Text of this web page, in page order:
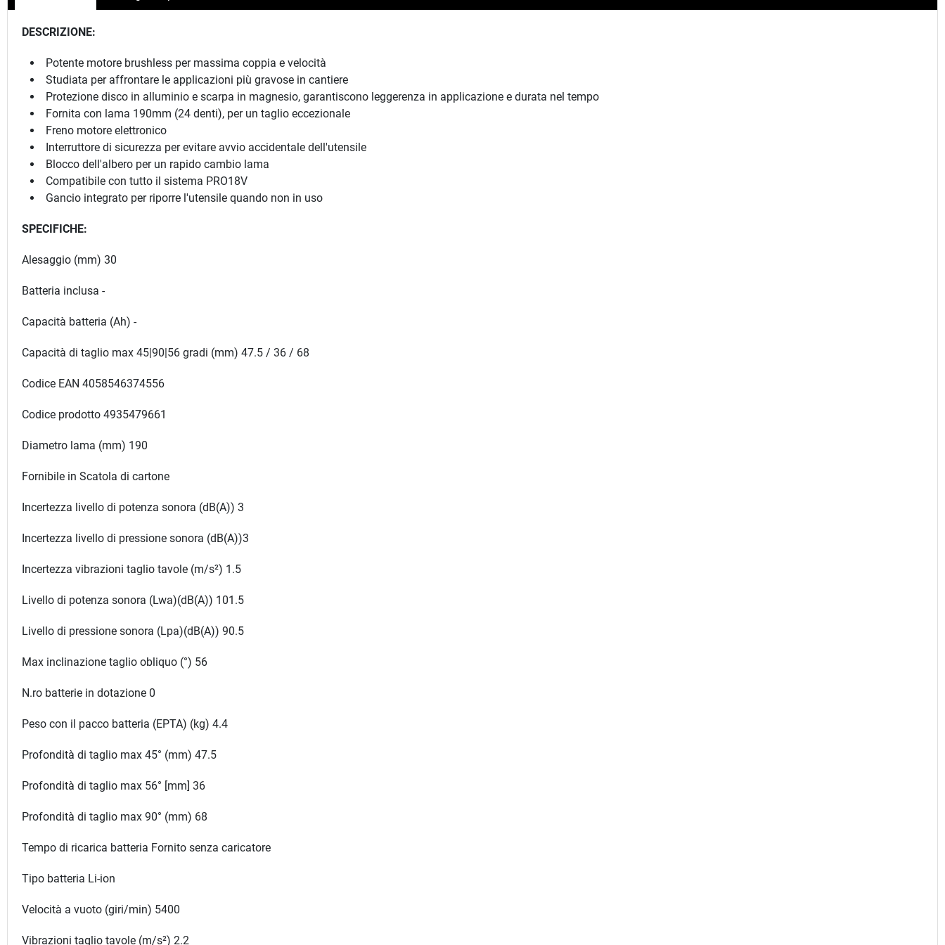
DESCRIZIONE:
Potente motore brushless per massima coppia e velocità
Studiata per affrontare le applicazioni più gravose in cantiere
Protezione disco in alluminio e scarpa in magnesio, garantiscono leggerenza in applicazione e durata nel tempo
Fornita con lama 190mm (24 denti), per un taglio eccezionale
Freno motore elettronico
Interruttore di sicurezza per evitare avvio accidentale dell'utensile
Blocco dell'albero per un rapido cambio lama
Compatibile con tutto il sistema PRO18V
Gancio integrato per riporre l'utensile quando non in uso
SPECIFICHE:
Alesaggio (mm) 30
Batteria inclusa -
Capacità batteria (Ah) -
Capacità di taglio max 45|90|56 gradi (mm) 47.5 / 36 / 68
Codice EAN 4058546374556
Codice prodotto 4935479661
Diametro lama (mm) 190
Fornibile in Scatola di cartone
Incertezza livello di potenza sonora (dB(A)) 3
Incertezza livello di pressione sonora (dB(A))3
Incertezza vibrazioni taglio tavole (m/s²) 1.5
Livello di potenza sonora (Lwa)(dB(A)) 101.5
Livello di pressione sonora (Lpa)(dB(A)) 90.5
Max inclinazione taglio obliquo (°) 56
N.ro batterie in dotazione 0
Peso con il pacco batteria (EPTA) (kg) 4.4
Profondità di taglio max 45° (mm) 47.5
Profondità di taglio max 56° [mm] 36
Profondità di taglio max 90° (mm) 68
Tempo di ricarica batteria Fornito senza caricatore
Tipo batteria Li-ion
Velocità a vuoto (giri/min) 5400
Vibrazioni taglio tavole (m/s²) 2.2